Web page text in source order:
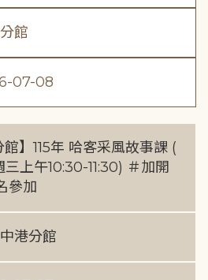
館
07-08
館】115年 哈客采風故事課 (
上午10:30-11:30) ＃加開
參加
港分館